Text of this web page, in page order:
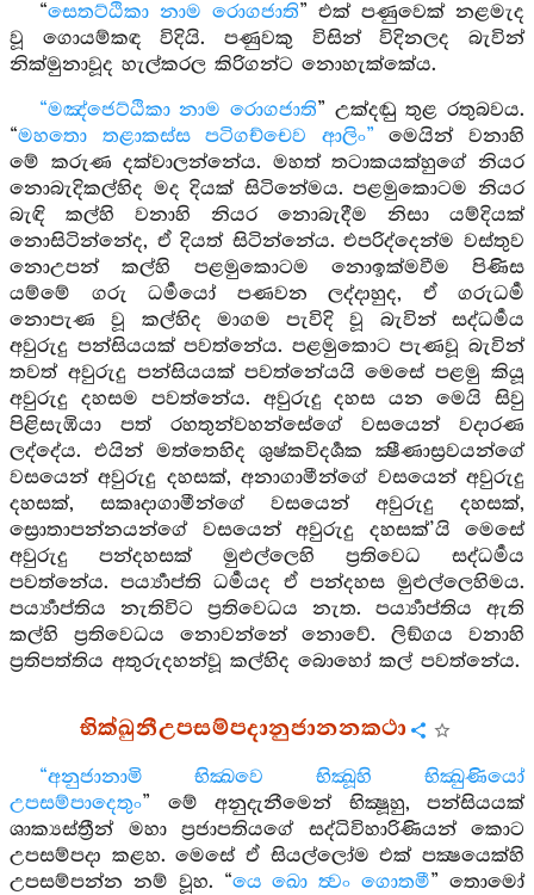
“සෙතට්ඨිකා නාම රොගජාති” එක් පණුවෙක් නළමැද
වූ ගොයම්කඳ විදියි. පණුවකු විසින් විදිනලද බැවින්
නික්මුනාවූද හැල්කරල කිරිගන්ට නොහැක්කේය.
“මඤ්ජෙට්ඨිකා නාම රොගජාති” උක්දඬු තුළ රතුබවය.
“මහතො තළාකස්ස පටිගච්චෙව ආලිං” මෙයින් වනාහි
මේ කරුණ දක්වාලන්නේය. මහත් තටාකයක්හුගේ නියර
නොබැදිකල්හිද මද දියක් සිටිනේමය. පළමුකොටම නියර
බැඳි කල්හි වනාහි නියර නොබැදීම නිසා යම්දියක්
නොසිටින්නේද, ඒ දියත් සිටින්නේය. එපරිද්දෙන්ම වස්තුව
නොඋපන් කල්හි පළමුකොටම නොඉක්මවීම පිණිස
යම්මේ ගරු ධර්‍මයෝ පණවන ලද්දාහුද, ඒ ගරුධර්‍ම
නොපැණ වූ කල්හිද මාගම පැවිදි වූ බැවින් සද්ධර්‍මය
අවුරුදු පන්සියයක් පවත්නේය. පළමුකොට පැණවූ බැවින්
තවත් අවුරුදු පන්සියයක් පවත්නේයයි මෙසේ පළමු කියූ
අවුරුදු දහසම පවත්නේය. අවුරුදු දහස යන මෙයි සිවු
පිළිසැඹියා පත් රහතුන්වහන්සේගේ වසයෙන් වදාරණ
ලද්දේය. එයින් මත්තෙහිද ශුෂ්කවිදර්‍ශක ක්‍ෂීණාස්‍රවයන්ගේ
වසයෙන් අවුරුදු දහසක්, අනාගාමීන්ගේ වසයෙන් අවුරුදු
දහසක්, සකෘදාගාමීන්ගේ වසයෙන් අවුරුදු දහසක්,
ස්‍රොතාපන්නයන්ගේ වසයෙන් අවුරුදු දහසක්’යි මෙසේ
අවුරුදු පන්දහසක් මුළුල්ලෙහි ප්‍රතිවෙධ සද්ධර්‍මය
පවත්නේය. පර්‍ය්‍යාප්ති ධර්‍මයද ඒ පන්දහස මුළුල්ලෙහිමය.
පර්‍ය්‍යාප්තිය නැතිවිට ප්‍රතිවෙධය නැත. පර්‍ය්‍යාප්තිය ඇති
කල්හි ප්‍රතිවෙධය නොවන්නේ නොවේ. ලිඞ්ගය වනාහි
ප්‍රතිපත්තිය අතුරුදහන්වූ කල්හිද බොහෝ කල් පවත්නේය.
භික්ඛුනීඋපසම්පදානුජානනකථා
“අනුජානාමි භික්‍ඛවෙ භික්‍ඛූහි භික්‍ඛුණියෝ
උපසම්පාදෙතුං” මේ අනුදැනීමෙන් භික්‍ෂූහු, පන්සියයක්
ශාක්‍යස්ත්‍රීන් මහා ප්‍රජාපතියගේ සද්ධිවිහාරිණියන් කොට
උපසම්පදා කළහ. මෙසේ ඒ සියල්ලෝම එක් පක්‍ෂයෙක්හි
උපසම්පන්න නම් වූහ. “යෙ ඛො ත්‍වං ගොතමී” තොමෝ